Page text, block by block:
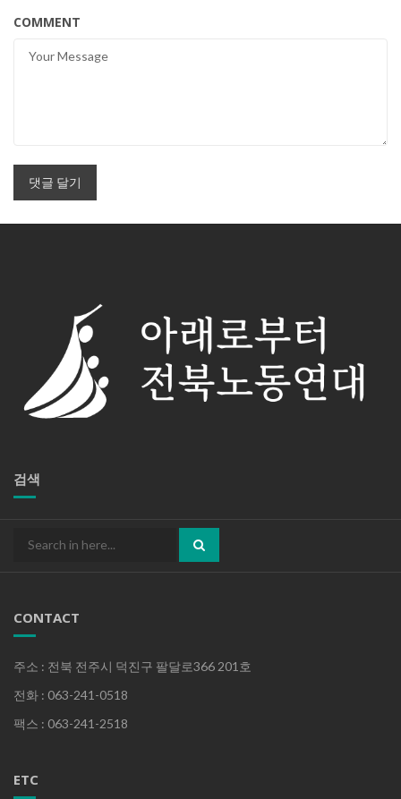
COMMENT
검색
CONTACT
주소 : 전북 전주시 덕진구 팔달로366 201호
전화 : 063-241-0518
팩스 : 063-241-2518
ETC